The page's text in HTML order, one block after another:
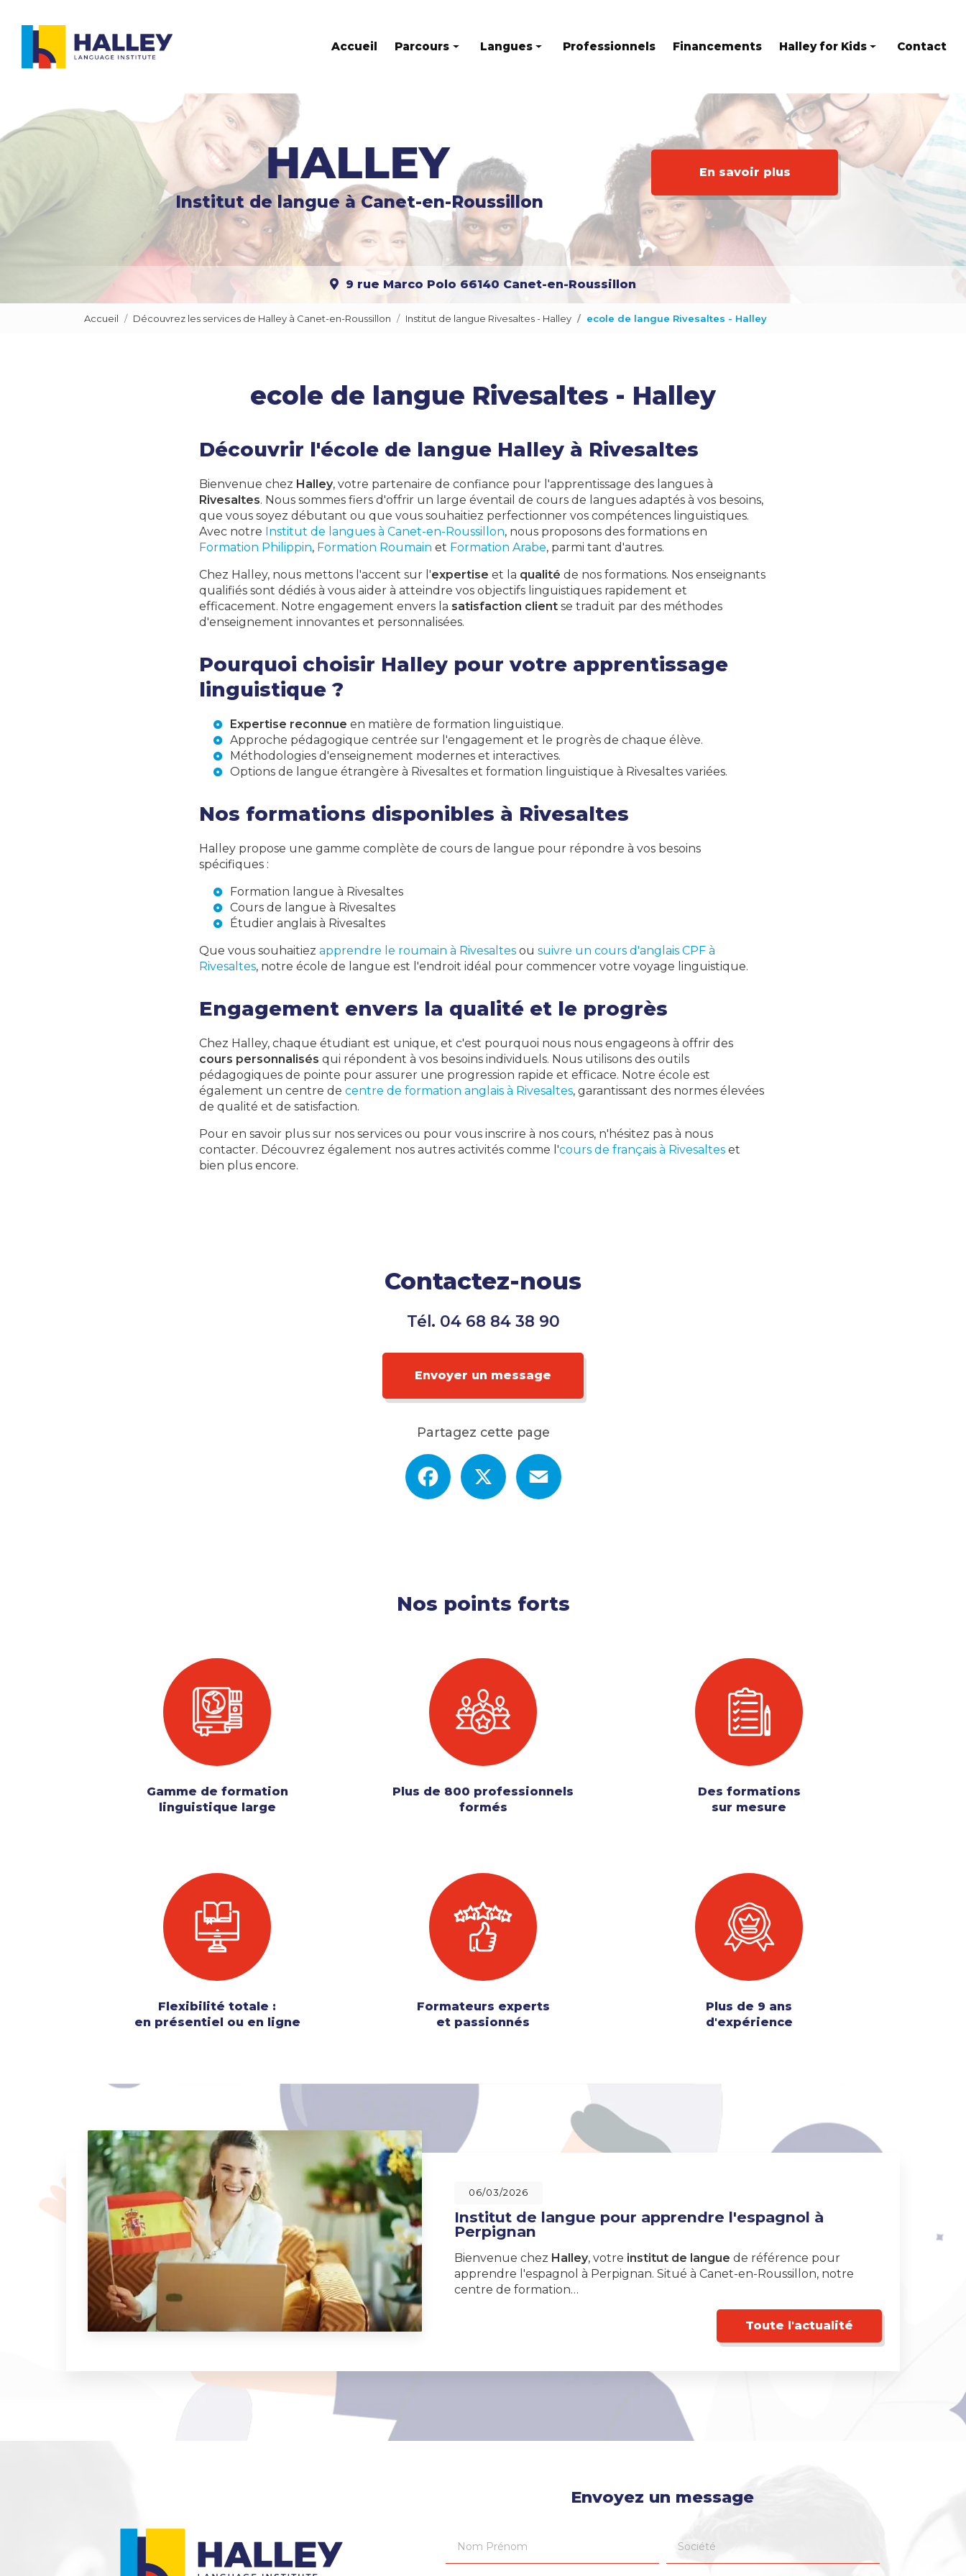
principal
Accueil Parcours
Parcours en groupe
Langues
Espagnol
Allemand
Italien
Russe
Catalan
Portugais
Chinois
Polonais
Philippin
Professionnels Financements Halley for Kids
Eveil en anglais
Stages
Kids at home
Contact
Institut de langue à Canet-en-Roussillon
En savoir plus
9 rue Marco Polo 66140 Canet-en-Roussillon
Accueil Découvrez les services de Halley à Canet-en-Roussillon Institut de langue Rivesaltes - Halley ecole de langue Rivesaltes - Halley
ecole de langue Rivesaltes - Halley
Découvrir l'école de langue Halley à Rivesaltes
Bienvenue chez Halley, votre partenaire de confiance pour l'apprentissage des langues à
Rivesaltes. Nous sommes fiers d'offrir un large éventail de cours de langues adaptés à vos besoins,
que vous soyez débutant ou que vous souhaitiez perfectionner vos compétences linguistiques.
Avec notre Institut de langues à Canet-en-Roussillon, nous proposons des formations en
Formation Philippin, Formation Roumain et Formation Arabe, parmi tant d'autres.
Chez Halley, nous mettons l'accent sur l'expertise et la qualité de nos formations. Nos enseignants
qualifiés sont dédiés à vous aider à atteindre vos objectifs linguistiques rapidement et
efficacement. Notre engagement envers la satisfaction client se traduit par des méthodes
d'enseignement innovantes et personnalisées.
Pourquoi choisir Halley pour votre apprentissage
linguistique ?
Expertise reconnue en matière de formation linguistique.
Approche pédagogique centrée sur l'engagement et le progrès de chaque élève.
Méthodologies d'enseignement modernes et interactives.
Options de langue étrangère à Rivesaltes et formation linguistique à Rivesaltes variées.
Nos formations disponibles à Rivesaltes
Halley propose une gamme complète de cours de langue pour répondre à vos besoins
spécifiques :
Formation langue à Rivesaltes
Cours de langue à Rivesaltes
Étudier anglais à Rivesaltes
Que vous souhaitiez apprendre le roumain à Rivesaltes ou suivre un cours d'anglais CPF à
Rivesaltes, notre école de langue est l'endroit idéal pour commencer votre voyage linguistique.
Engagement envers la qualité et le progrès
Chez Halley, chaque étudiant est unique, et c'est pourquoi nous nous engageons à offrir des
cours personnalisés qui répondent à vos besoins individuels. Nous utilisons des outils
pédagogiques de pointe pour assurer une progression rapide et efficace. Notre école est
également un centre de centre de formation anglais à Rivesaltes, garantissant des normes élevées
de qualité et de satisfaction.
Pour en savoir plus sur nos services ou pour vous inscrire à nos cours, n'hésitez pas à nous
contacter. Découvrez également nos autres activités comme l'cours de français à Rivesaltes et
bien plus encore.
Contactez-nous
Tél. 04 68 84 38 90
Envoyer un message
Partagez cette page
Facebook
Nos points forts
Gamme de formation
linguistique large
Plus de 800 professionnels
formés
Des formations
sur mesure
Flexibilité totale :
en présentiel ou en ligne
Formateurs experts
et passionnés
Plus de 9 ans
d'expérience
06/03/2026
Institut de langue pour apprendre l'espagnol à
Perpignan
Bienvenue chez Halley, votre institut de langue de référence pour
apprendre l'espagnol à Perpignan. Situé à Canet-en-Roussillon, notre
centre de formation…
Toute l'actualité
Envoyez un message